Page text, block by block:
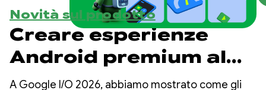
Novità sul prodotto
Creare esperienze
Android premium al
Google I/O '26
A Google I/O 2026, abbiamo mostrato come gli